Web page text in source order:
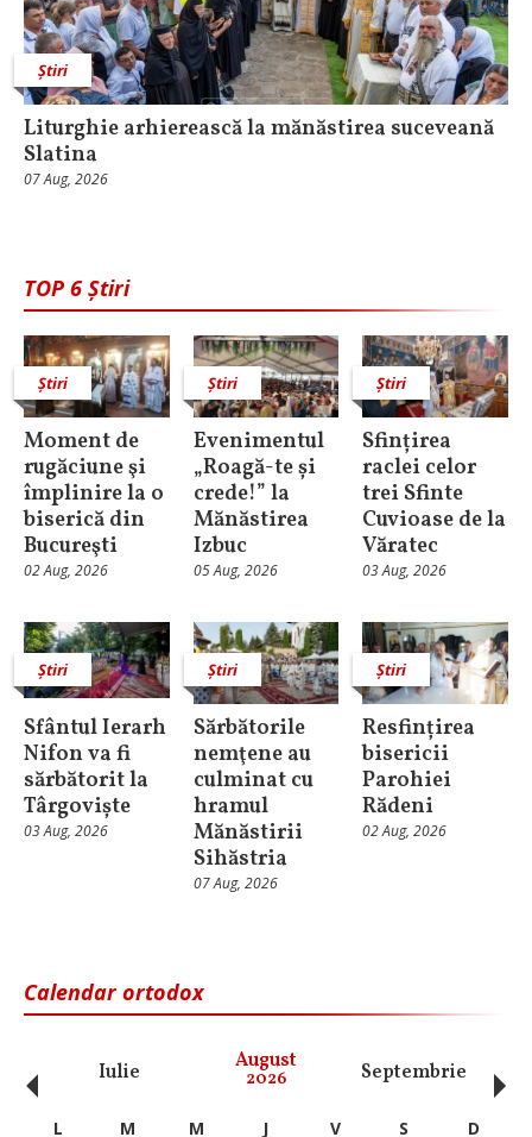
Știri
Liturghie arhierească la mănăstirea suceveană
Slatina
07 Aug, 2026
TOP 6 Știri
Știri
Moment de
rugăciune şi
împlinire la o
biserică din
Bucureşti
02 Aug, 2026
Știri
Evenimentul
„Roagă-te și
crede!” la
Mănăstirea
Izbuc
05 Aug, 2026
Știri
Sfințirea
raclei celor
trei Sfinte
Cuvioase de la
Văratec
03 Aug, 2026
Știri
Sfântul Ierarh
Nifon va fi
sărbătorit la
Târgoviște
03 Aug, 2026
Știri
Sărbătorile
nemţene au
culminat cu
hramul
Mănăstirii
Sihăstria
07 Aug, 2026
Știri
Resfințirea
bisericii
Parohiei
Rădeni
02 Aug, 2026
Calendar ortodox
Iulie August
2026 Septembrie
‹ L M M J V S D